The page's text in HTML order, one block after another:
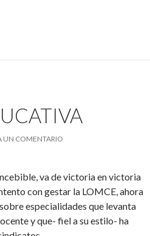
UN COMENTARIO
va de victoria en victoria
con gestar la LOMCE, ahora
especialidades que levanta
y que- fiel a su estilo- ha